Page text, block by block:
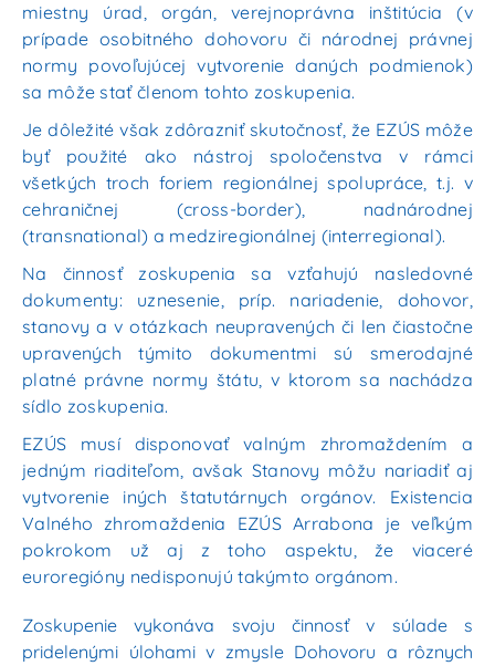
miestny úrad, orgán, verejnoprávna inštitúcia (v
prípade osobitného dohovoru či národnej právnej
normy povoľujúcej vytvorenie daných podmienok)
sa môže stať členom tohto zoskupenia.
Je dôležité však zdôrazniť skutočnosť, že EZÚS môže
byť použité ako nástroj spoločenstva v rámci
všetkých troch foriem regionálnej spolupráce, t.j. v
cehraničnej (cross-border), nadnárodnej
(transnational) a medziregionálnej (interregional).
Na činnosť zoskupenia sa vzťahujú nasledovné
dokumenty: uznesenie, príp. nariadenie, dohovor,
stanovy a v otázkach neupravených či len čiastočne
upravených týmito dokumentmi sú smerodajné
platné právne normy štátu, v ktorom sa nachádza
sídlo zoskupenia.
EZÚS musí disponovať valným zhromaždením a
jedným riaditeľom, avšak Stanovy môžu nariadiť aj
vytvorenie iných štatutárnych orgánov. Existencia
Valného zhromaždenia EZÚS Arrabona je veľkým
pokrokom už aj z toho aspektu, že viaceré
euroregióny nedisponujú takýmto orgánom.
Zoskupenie vykonáva svoju činnosť v súlade s
pridelenými úlohami v zmysle Dohovoru a rôznych